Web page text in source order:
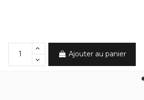
Ajouter au panier